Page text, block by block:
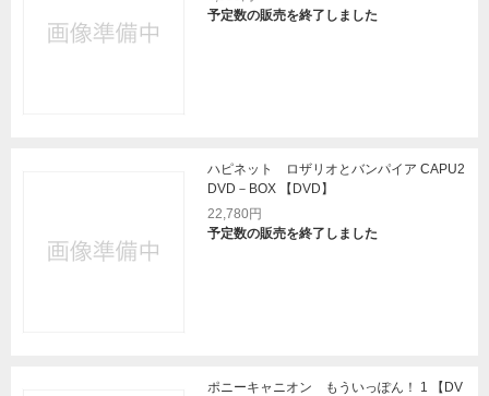
予定数の販売を終了しました
ハピネット ロザリオとバンパイア CAPU2
DVD－BOX 【DVD】
22,780円
予定数の販売を終了しました
ポニーキャニオン もういっぽん！ 1 【DV